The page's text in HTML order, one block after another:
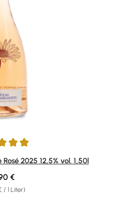
5 von 5 Sternen
2025 12,5% vol. 1,50l
/ 1 Liter)
Preis:
€